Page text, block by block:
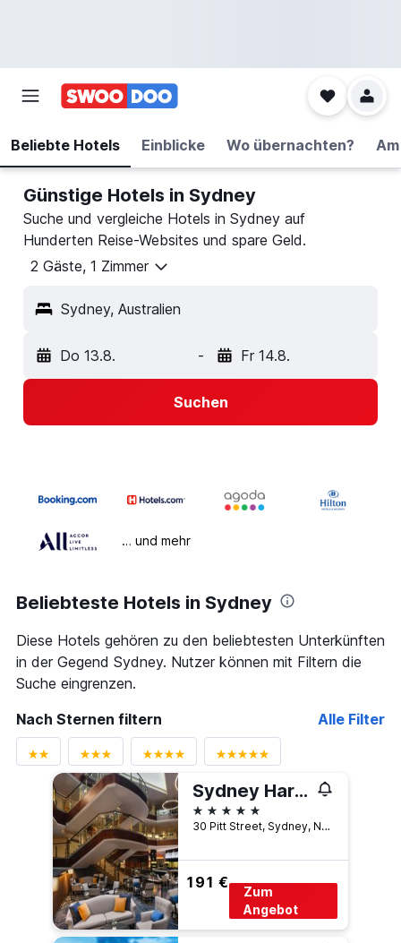
Beliebte Hotels Einblicke Wo übernachten?
Günstige Hotels in Sydney
Suche und vergleiche Hotels in Sydney auf
Hunderten Reise-Websites und spare Geld.
2 Gäste, 1 Zimmer
Sydney, Australien
Do 13.8. - Fr 14.8.
Suchen
… und mehr
Beliebteste Hotels in Sydney
Diese Hotels gehören zu den beliebtesten Unterkünften
in der Gegend Sydney. Nutzer können mit Filtern die
Suche eingrenzen.
Nach Sternen filtern
Alle Filter
Sydney Harbour Marriott Hotel at Circular Quay
5 Sterne
30 Pitt Street, Sydney, NSW, Australien
191 €
Zum
Angebot